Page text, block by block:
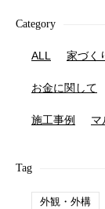
Category
ALL 家づく
お金に関して
施工事例 マ
Tag
外観・外構